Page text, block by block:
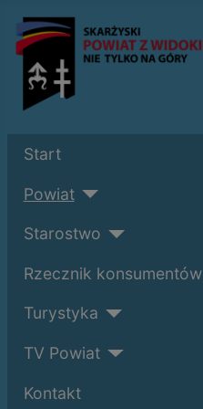
Start
Powiat
Starostwo
Rzecznik konsumentów
Turystyka
TV Powiat
Kontakt